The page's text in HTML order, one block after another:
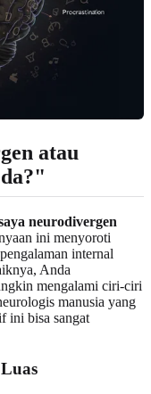
atau
neurodivergen
ini menyoroti
internal
Anda
mengalami ciri-ciri
manusia yang
ini bisa sangat